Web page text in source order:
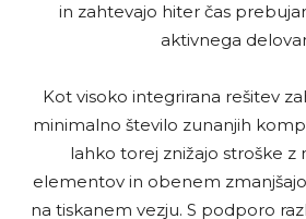
in zahtevajo hiter čas
aktivnega
Kot visoko integrirana rešitev
minimalno število zunanjih
lahko torej znižajo stroške z
elementov in obenem
na tiskanem vezju. S podporo